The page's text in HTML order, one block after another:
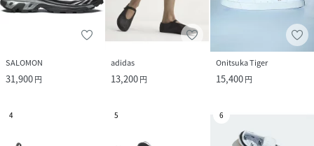
SALOMON
31,900円
adidas
13,200円
Onitsuka Tiger
15,400円
4 5 6